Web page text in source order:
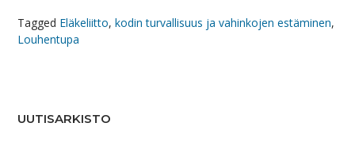
Tagged Eläkeliitto, kodin turvallisuus ja vahinkojen estäminen,
Louhentupa
UUTISARKISTO